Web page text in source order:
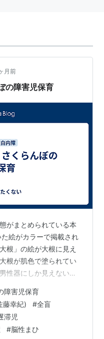
月前
の障害児保育
がまとめられている本
絵がカラーで掲載され
根」の絵が大根に見え
根が肌色で塗られてい
性器にしか見えない。
合による発達遅滞児、
ー、ダウン症…等。 １
ちえおくれ児等古い言
改装版 さくら・さ
障害児保育
藤幸紀) #全盲
滞児
#脳性まひ